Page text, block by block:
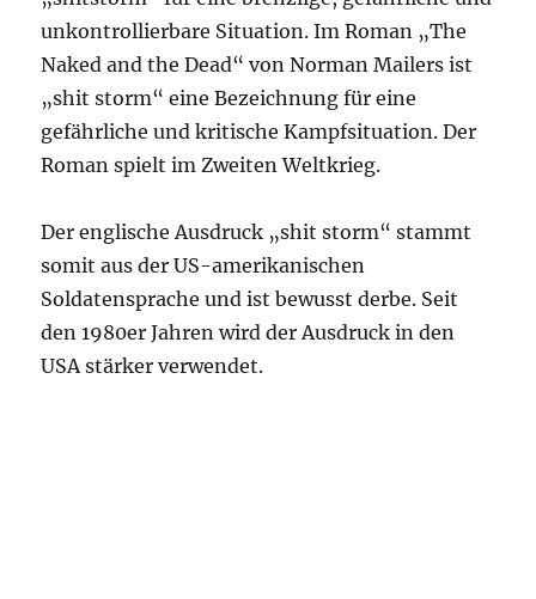
unkontrollierbare Situation. Im Roman „The
Naked and the Dead“ von Norman Mailers ist
„shit storm“ eine Bezeichnung für eine
gefährliche und kritische Kampfsituation. Der
Roman spielt im Zweiten Weltkrieg.
Der englische Ausdruck „shit storm“ stammt
somit aus der US-amerikanischen
Soldatensprache und ist bewusst derbe. Seit
den 1980er Jahren wird der Ausdruck in den
USA stärker verwendet.